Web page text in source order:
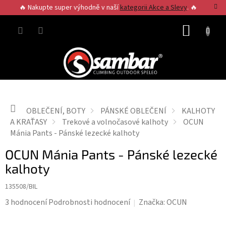
na
obsah
🔥 Nakupte super výhodně v našíkategorii Akce a Slevy. 🔥
Domů
OBLEČENÍ, BOTY PÁNSKÉ OBLEČENÍ
KALHOTY
A KRAŤASY
Trekové a volnočasové kalhoty
OCUN
Mánia Pants - Pánské lezecké kalhoty
OCUN Mánia Pants - Pánské lezecké
kalhoty
135508/BIL
Průměrné
3 hodnoceníPodrobnosti hodnocení Značka:OCUN